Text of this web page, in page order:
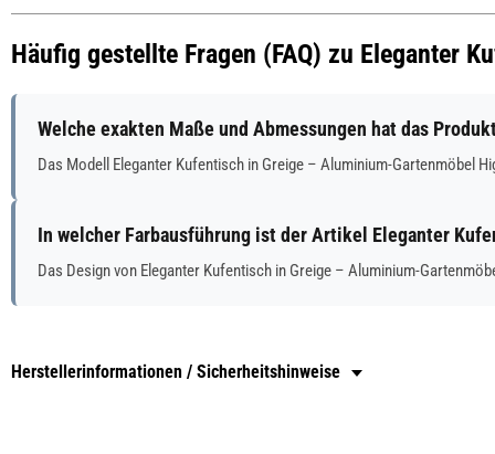
Häufig gestellte Fragen (FAQ) zu Eleganter
Welche exakten Maße und Abmessungen hat das
Das Modell Eleganter Kufentisch in Greige – Aluminium-Gartenmöbel
In welcher Farbausführung ist der Artikel Eleganter
Das Design von Eleganter Kufentisch in Greige – Aluminium-
Herstellerinformationen / Sicherheitshinweise